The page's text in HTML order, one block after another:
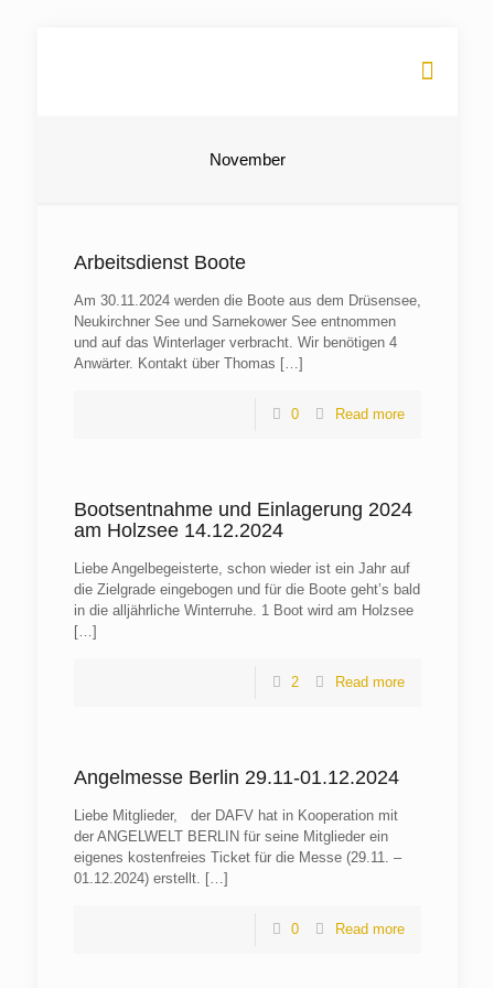
November
Arbeitsdienst Boote
Am 30.11.2024 werden die Boote aus dem Drüsensee,
Neukirchner See und Sarnekower See entnommen
und auf das Winterlager verbracht. Wir benötigen 4
Anwärter. Kontakt über Thomas […]
0 Read more
Bootsentnahme und Einlagerung 2024
am Holzsee 14.12.2024
Liebe Angelbegeisterte, schon wieder ist ein Jahr auf
die Zielgrade eingebogen und für die Boote geht’s bald
in die alljährliche Winterruhe. 1 Boot wird am Holzsee
[…]
2 Read more
Angelmesse Berlin 29.11-01.12.2024
Liebe Mitglieder, der DAFV hat in Kooperation mit
der ANGELWELT BERLIN für seine Mitglieder ein
eigenes kostenfreies Ticket für die Messe (29.11. –
01.12.2024) erstellt. […]
0 Read more